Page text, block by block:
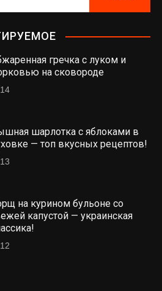
гречка с луком и
на сковороде
14
шарлотка с яблоками в
— топ вкусных рецептов!
13
на курином бульоне со
капустой — украинская
12